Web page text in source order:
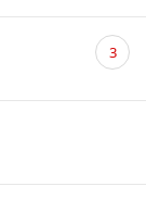
댓
글 3